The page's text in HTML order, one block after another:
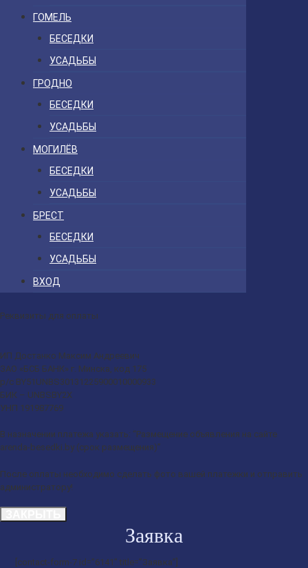
ГОМЕЛЬ
БЕСЕДКИ
УСАДЬБЫ
ГРОДНО
БЕСЕДКИ
УСАДЬБЫ
МОГИЛЁВ
БЕСЕДКИ
УСАДЬБЫ
БРЕСТ
БЕСЕДКИ
УСАДЬБЫ
ВХОД
Реквизиты для оплаты
ИП Достанко Максим Андреевич
ЗАО «БСБ БАНК» г. Минска, код 175
р/с BY51UNBS30131225900010000933
БИК – UNBSBY2X
УНП 191987769
В назначении платежа указать: “Размещение объявления на сайте
arenda-besedki.by (срок размещения)”
После оплаты необходимо сделать фото вашей платежки и отправить
администратору!
Заявка
[contact-form-7 id=”6141″ title=”Заявка”]